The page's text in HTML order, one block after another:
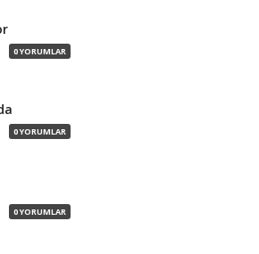
0 YORUMLAR
0 YORUMLAR
0 YORUMLAR